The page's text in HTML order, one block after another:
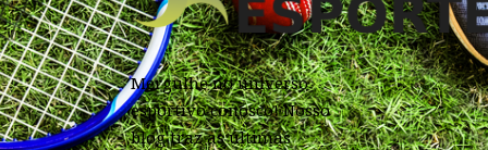
Mergulhe no universo
esportivo conosco! Nosso
blog traz as últimas